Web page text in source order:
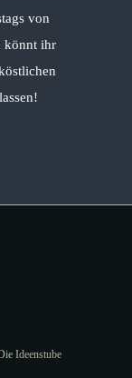
von
könnt ihr
Ideenstube